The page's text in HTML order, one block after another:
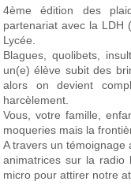
4ème édition des
partenariat avec la LDH
Lycée.
Blagues, quolibets,
un(e) élève subit des
alors on devient
harcèlement.
Vous, votre famille,
moqueries mais la
A travers un témoignage
animatrices sur la radio
micro pour attirer notre